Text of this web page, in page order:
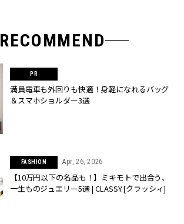
RECOMMEND
満員電車も外回りも快適！身軽になれるバッグ
＆スマホショルダー3選
FASHION Apr, 26, 2026
【10万円以下の名品も！】ミキモトで出合う、
一生ものジュエリー5選 | CLASSY.[クラッシィ]